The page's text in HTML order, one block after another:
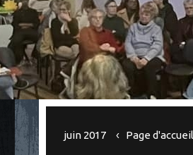
juin 2017 Page d'accueil